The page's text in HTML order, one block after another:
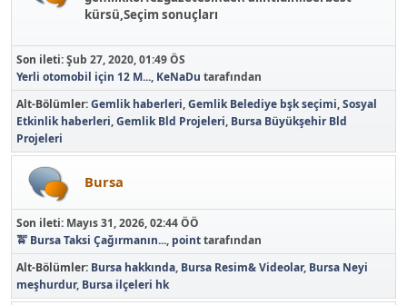
kürsü,Seçim sonuçları
Son ileti:Şub 27, 2020, 01:49 ÖS
Yerli otomobil için 12 M..., KeNaDu tarafından
Alt-Bölümler Gemlik haberleri Gemlik Belediye bşk seçimi Sosyal
Etkinlik haberleri Gemlik Bld Projeleri Bursa Büyükşehir Bld
Projeleri
Bursa
Son ileti: Mayıs 31, 2026, 02:44 ÖÖ
🚖 Bursa Taksi Çağırmanın..., pointtarafından
Alt-Bölümler Bursa hakkında Bursa Resim& Videolar Bursa Neyi
meşhurdur Bursa ilçeleri hk